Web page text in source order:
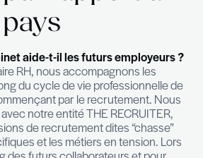
reste très
par
pays
cabinet aide-t-il les futurs
RH, nous